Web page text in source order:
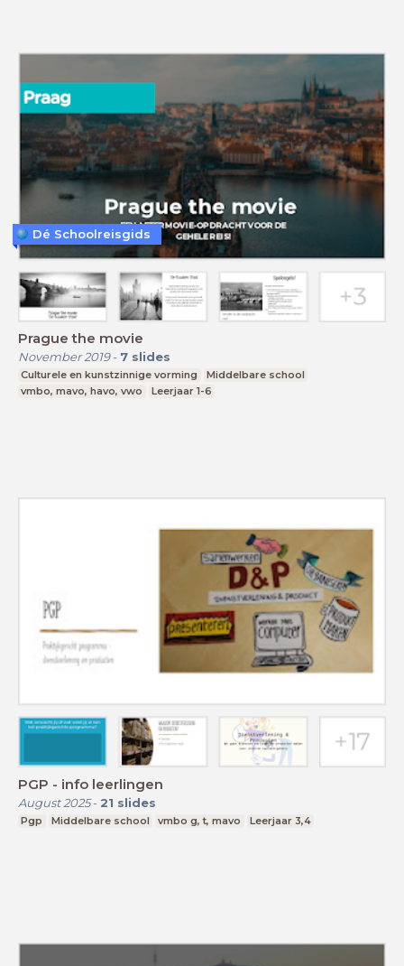
Prague the movie
November 2019- 7 slides
Culturele en kunstzinnige vorming
Middelbare school
vmbo, mavo, havo, vwo
Leerjaar 1-6
Dé Schoolreisgids
PGP - info leerlingen
August 2025- 21 slides
Pgp Middelbare school vmbo g, t, mavo Leerjaar 3,4